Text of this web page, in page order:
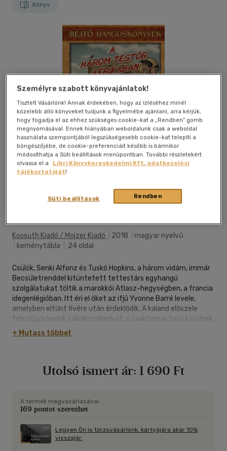
Könyv
Kívánságlistához adom
Kossuth Kiadó / Mojzer Kiadó 2018
magyar nyelvű
keménytábla 24 oldal
Csülök, Senki Alfonz és Tuskó Hopkins, a három vidám, immár
Becsületrenddel kitüntetett tettestárs egyhangú
szolgálatukat töltik a marokkói Atlasz-hegységben, a francia
idegenlégióban. Itt éri el őket az ifjú Yvonne Barré levele,
amelyben eltűnt fivére után érdeklődik. A kaland előszele
felszítja hőseink vállalkozókedvét, s csakhamar be is kerülnek
a legszigorúbb kongói munkatáborba induló
büntetőszázadba. A legendásan halálos, rettegett
Szultán feltűnése a legkellemetlenebb. Ahhoz, hogy vállalt
nyomukban a fél légióval. Minden idők legpimaszabb szökése
meg sem kottyan ilyen elszánt fickóknak, azonban a velük
megpróbáltatásaitól olyan feladat, amely még e három
testőrt is próbára teszi.
+ Mutass többet
Utolsó ismert ár: 1 690 Ft
A termék megvásárlásával
169 pontot szerezhet
Legyen Ön is törzsvásárlónk, kártyájára akár 10%
visszajár.
Személyre szabott könyvajánlatok!
Tisztelt Vásárlónk! Annak érdekében, hogy az ízléséhez minél
közelebb álló könyveket tudjunk a figyelmébe ajánlani, arra kérjük,
hogy fogadja el az ehhez szükséges cookie-kat a „Rendben” gomb
megnyomásával. Ennek hiányában weboldalunk csak a weboldal
használata szempontjából legszükségesebb cookie-kat telepíti a
böngészőjébe, de cookie-preferenciáit később is bármikor
módosíthatja a Süti beállítások menüpontban. További részletekért
olvassa el a
Libri Könyvkereskedelmi Kft. adatkezelési
tájékoztatóját!
Rendben
Süti beállítások